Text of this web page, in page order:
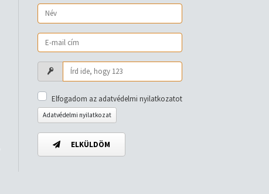
Elfogadom az adatvédelmi nyilatkozatot
Adatvédelmi nyilatkozat
ELKÜLDÖM